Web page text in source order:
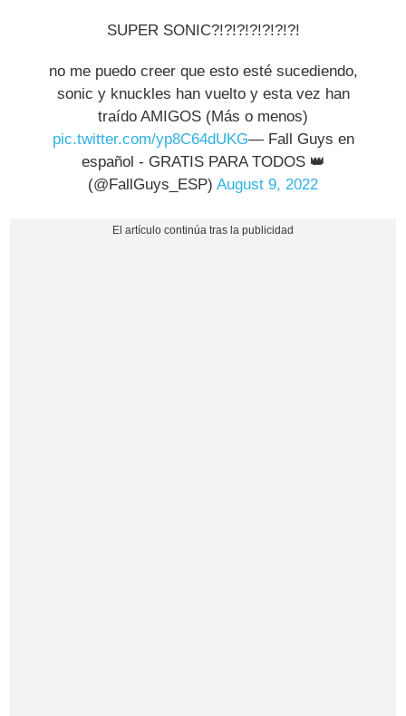
SUPER SONIC?!?!?!?!?!?!?!
no me puedo creer que esto esté sucediendo,
sonic y knuckles han vuelto y esta vez han
traído AMIGOS (Más o menos)
pic.twitter.com/yp8C64dUKG— Fall Guys en
español - GRATIS PARA TODOS 👑
(@FallGuys_ESP) August 9, 2022